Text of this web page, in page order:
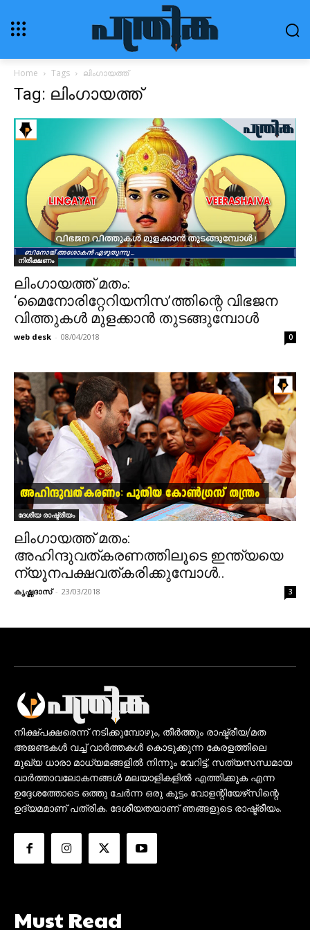
Home Tags ലിംഗായത്ത്
Tag: ലിംഗായത്ത്
നിരീക്ഷണം
ലിംഗായത്ത് മതം:
‘മൈനോരിറ്റേറിയനിസ’ത്തിന്റെ വിഭജന
വിത്തുകൾ മുളക്കാൻ തുടങ്ങുമ്പോൾ
web desk - 08/04/2018 0
ദേശീയ രാഷ്ട്രീയം
ലിംഗായത്ത് മതം:
അഹിന്ദുവത്‌കരണത്തിലൂടെ ഇന്ത്യയെ
ന്യൂനപക്ഷവത്‌കരിക്കുമ്പോൾ..
കൃഷ്ണദാസ് - 23/03/2018 3
നിക്ഷ്പക്ഷരെന്ന് നടിക്കുമ്പോഴും, തീർത്തും രാഷ്ട്രീയ/മത
അജണ്ടകൾ വച്ച് വാർത്തകൾ കൊടുക്കുന്ന കേരളത്തിലെ
മുഖ്യ ധാരാ മാധ്യമങ്ങളിൽ നിന്നും വേറിട്ട്, സത്യസന്ധമായ
വാർത്താവലോകനങ്ങൾ മലയാളികളിൽ എത്തിക്കുക എന്ന
ഉദ്ദേശത്തോടെ ഒത്തു ചേർന്ന ഒരു കൂട്ടം വോളന്റിയേഴ്‌സിന്റെ
ഉദ്യമമാണ് പത്രിക. ദേശീയതയാണ് ഞങ്ങളുടെ രാഷ്ട്രീയം.
Must Read